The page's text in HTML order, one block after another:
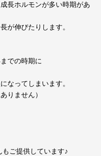
長ホルモンが多い時期があ
が伸びたりします。
での時期に
なってしまいます。
りません）
ご提供しています♪